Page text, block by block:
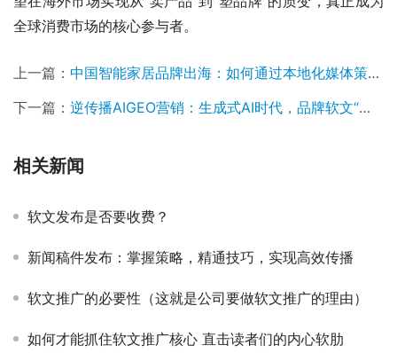
全球消费市场的核心参与者。
上一篇： 中国智能家居品牌出海：如何通过本地化媒体策略打开全球市场
下一篇： 逆传播AIGEO营销：生成式AI时代，品牌软文“破局”新范式
相关新闻
软文发布是否要收费？
新闻稿件发布：掌握策略，精通技巧，实现高效传播
软文推广的必要性（这就是公司要做软文推广的理由）
如何才能抓住软文推广核心 直击读者们的内心软肋